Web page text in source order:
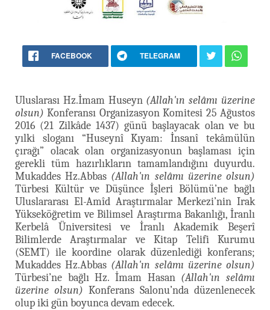
FACEBOOK TELEGRAM
Uluslarası Hz.İmam Huseyn (Allah'ın selâmı üzerine
olsun) Konferansı Organizasyon Komitesi 25 Ağustos
2016 (21 Zilkâde 1437) günü başlayacak olan ve bu
yılki sloganı “Huseynî Kıyam: İnsanî tekâmülün
çırağı” olacak olan organizasyonun başlaması için
gerekli tüm hazırlıkların tamamlandığını duyurdu.
Mukaddes Hz.Abbas (Allah'ın selâmı üzerine olsun)
Türbesi Kültür ve Düşünce İşleri Bölümü’ne bağlı
Uluslararası El-Amîd Araştırmalar Merkezi’nin Irak
Yükseköğretim ve Bilimsel Araştırma Bakanlığı, İranlı
Kerbelâ Üniversitesi ve İranlı Akademik Beşerî
Bilimlerde Araştırmalar ve Kitap Telifi Kurumu
(SEMT) ile koordine olarak düzenlediği konferans;
Mukaddes Hz.Abbas (Allah'ın selâmı üzerine olsun)
Türbesi’ne bağlı Hz. İmam Hasan (Allah'ın selâmı
üzerine olsun) Konferans Salonu’nda düzenlenecek
olup iki gün boyunca devam edecek.